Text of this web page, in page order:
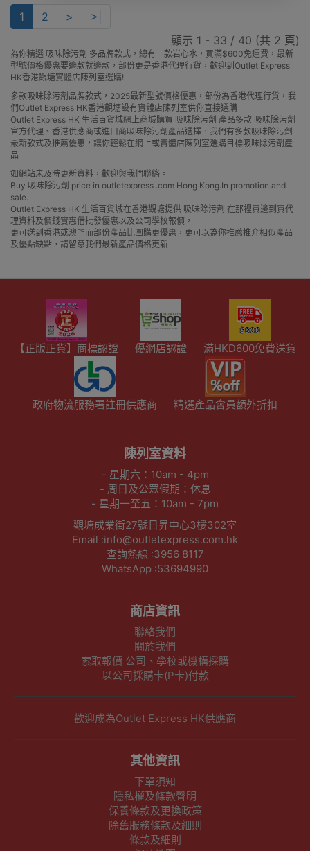
1 2 >
>|
顯示 1 - 33 / 40 (共 2 頁)
為你精選 吸味除污劑 多品牌款式，總有一款岩心水，買滿$600免運費，最新
型號價格優惠要邊款就邊款，部份更是香港代理行貨，歡迎到Outlet Express
HK香港觀塘實體店陳列室選購!
多款吸味除污劑品牌款式，2025最新型號價格優惠，部份為香港代理行貨，我
們Outlet Express HK香港觀塘設有實體店陳列室供你直接選購
Outlet Express HK 生活百貨城網上商城購買 吸味除污劑 產品多款 吸味除污劑
官方代理、香港供應商或進口商吸味除污劑產品選擇，我們有多款吸味除污劑
最新款式及推薦優惠，讓你輕鬆在網上或實體店陳列室選購目標吸味除污劑產
品
如網站未及時更新資料，歡迎與我們聯絡。
Buy 吸味除污劑 price in outletexpress .com Hong Kong.In promotion and
sale.
Outlet Express HK 生活百貨城在香港觀塘提供 吸味除污劑 在那裡買邊到買代
理資料及價錢實惠借批發優惠以及公司學校報價，
更可送到香港或澳門而部份產品比團購更優惠，更可以為你推薦推介相似產品
及優點缺點，請留意我們最新產品價格更新
【正版正貨】商標認證 優網店認證 滿HKD600免費送貨
政府物流服務署註冊供應商 精選產品會員額外折扣
陳列室資料
- 星期六：10am - 4pm
- 周日及公眾假期：休息
- 星期一至五：10am - 7pm
觀塘成業街27號日昇中心3樓302室
Email :info@outletexpress.com.hk
查詢熱線 :3956 8117
WhatsApp :53694990
商店資訊
聯絡我們
關於我們
索取報價 公司、學校或機構採購
以公司採購卡(P卡)付款
歡迎成為Outlet Express HK供應商
其他資訊
下單須知
隱私權及條款聲明
保養條款及更換政策
除舊服務條款及細則
條款及細則